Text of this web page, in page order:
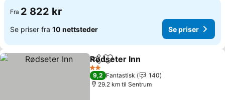
Fra 2 822 kr
Se priser fra 10 nettsteder Se priser
Del Legg til i favoritter
Rødseter Inn
2 Stjerner
9,2 Fantastisk
140
29.2 km til Sentrum